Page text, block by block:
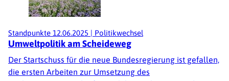
Standpunkte 12.06.2025 | Politikwechsel
Umweltpolitik am Scheideweg
Der Startschuss für die neue Bundesregierung ist gefallen,
die ersten Arbeiten zur Umsetzung des